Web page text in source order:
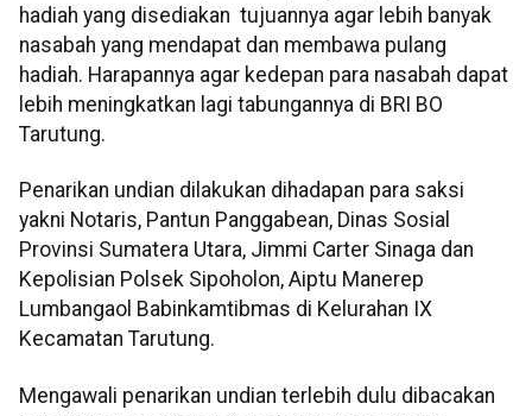
hadiah yang disediakan tujuannya agar lebih banyak
nasabah yang mendapat dan membawa pulang
hadiah. Harapannya agar kedepan para nasabah dapat
lebih meningkatkan lagi tabungannya di BRI BO
Tarutung.
Penarikan undian dilakukan dihadapan para saksi
yakni Notaris, Pantun Panggabean, Dinas Sosial
Provinsi Sumatera Utara, Jimmi Carter Sinaga dan
Kepolisian Polsek Sipoholon, Aiptu Manerep
Lumbangaol Babinkamtibmas di Kelurahan IX
Kecamatan Tarutung.
Mengawali penarikan undian terlebih dulu dibacakan